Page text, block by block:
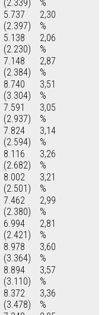
(2.339)
%
5.737
(2.397)
2,30
%
5.138
(2.230)
2,06
%
7.148
(2.384)
2,87
%
8.740
(3.304)
3,51
%
7.591
(2.937)
3,05
%
7.824
(2.594)
3,14
%
8.116
(2.682)
3,26
%
8.002
(2.501)
3,21
%
7.462
(2.380)
2,99
%
6.994
(2.421)
2,81
%
8.978
(3.364)
3,60
%
8.894
(3.110)
3,57
%
8.372
(3.478)
3,36
%